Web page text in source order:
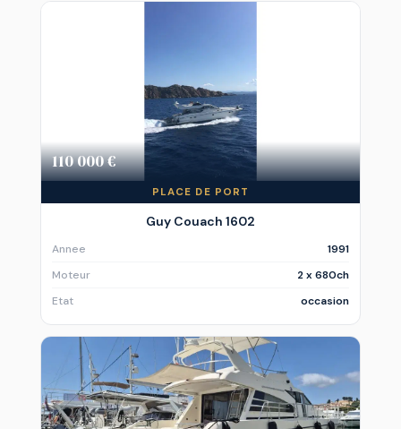
110 000 €
PLACE DE PORT
Guy Couach 1602
Annee
1991
Moteur
2 x 680ch
Etat
occasion